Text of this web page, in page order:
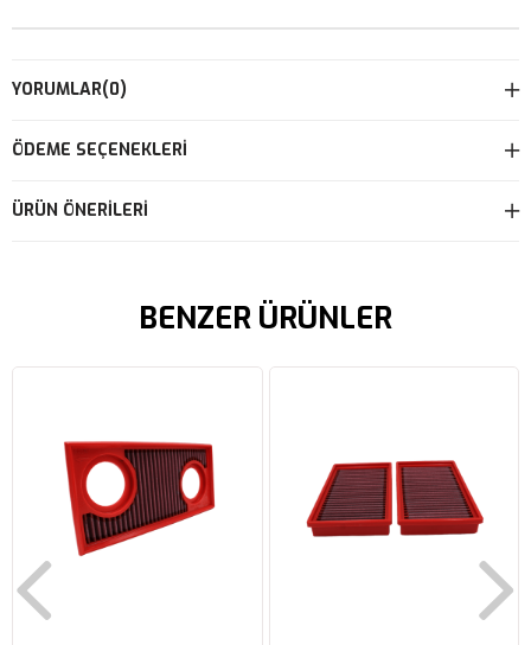
YORUMLAR(0)
ÖDEME SEÇENEKLERI
ÜRÜN ÖNERILERI
BENZER ÜRÜNLER